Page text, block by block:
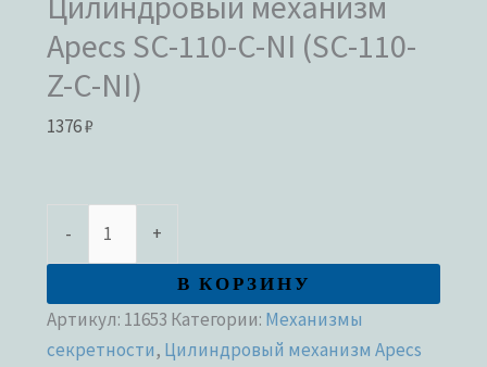
Apecs SC-110-C-NI (SC-110-
Z-C-NI)
1376₽
- +
В КОРЗИНУ
Артикул: 11653 Категории: Механизмы
секретности, Цилиндровый механизм Apecs